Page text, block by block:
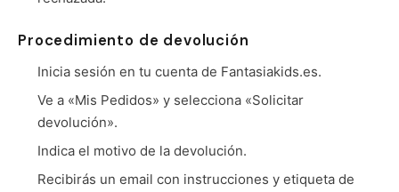
Procedimiento de devolución
Inicia sesión en tu cuenta de Fantasiakids.es.
Ve a «Mis Pedidos» y selecciona «Solicitar
devolución».
Indica el motivo de la devolución.
Recibirás un email con instrucciones y etiqueta de